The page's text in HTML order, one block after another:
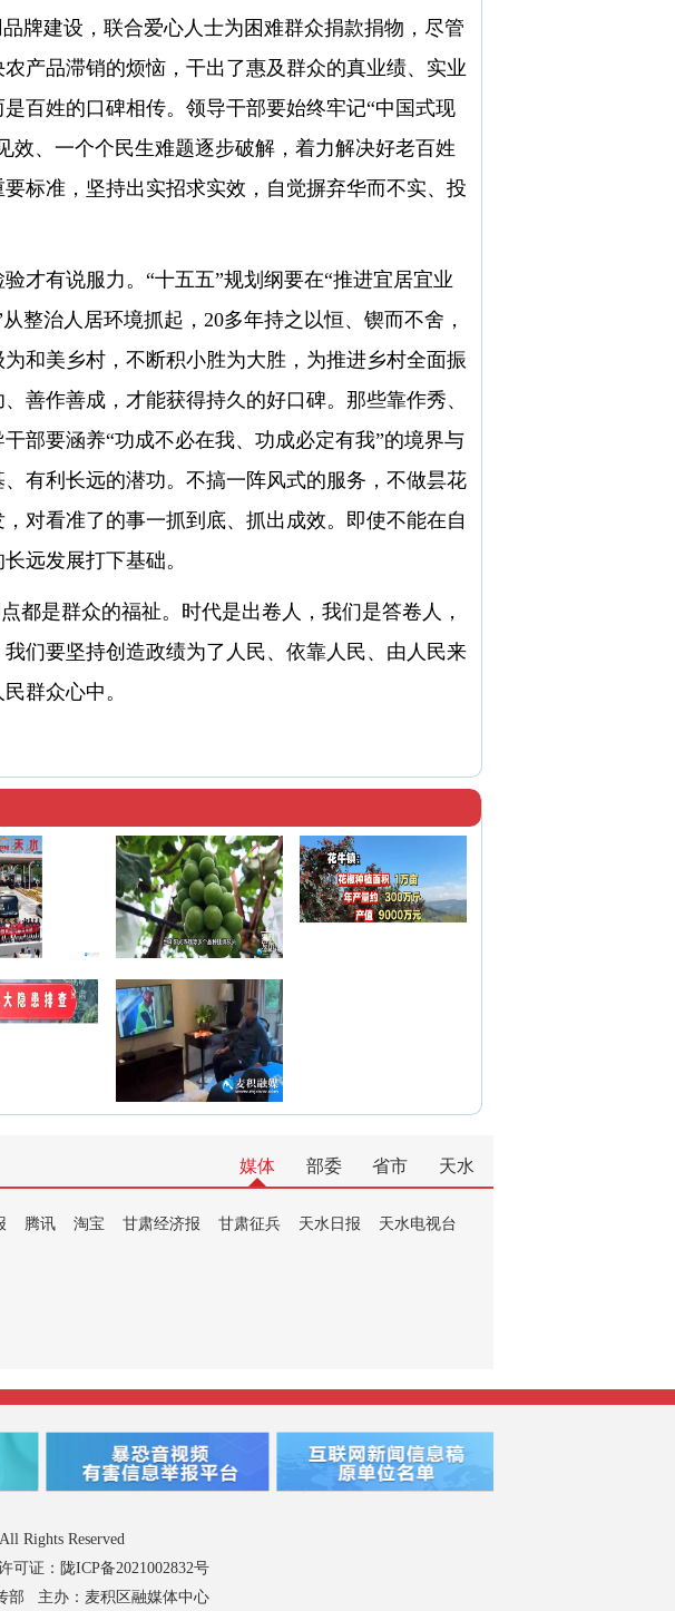
牌建设，联合爱心人士为困难群众捐款捐物，尽管
产品滞销的烦恼，干出了惠及群众的真业绩、实业
百姓的口碑相传。领导干部要始终牢记“中国式现
效、一个个民生难题逐步破解，着力解决好老百姓
标准，坚持出实招求实效，自觉摒弃华而不实、投
有说服力。“十五五”规划纲要在“推进宜居宜业
整治人居环境抓起，20多年持之以恒、锲而不舍，
和美乡村，不断积小胜为大胜，为推进乡村全面振
善作善成，才能获得持久的好口碑。那些靠作秀、
部要涵养“功成不必在我、功成必定有我”的境界与
有利长远的潜功。不搞一阵风式的服务，不做昙花
对看准了的事一抓到底、抓出成效。即使不能在自
远发展打下基础。
是群众的福祉。时代是出卷人，我们是答卷人，
们要坚持创造政绩为了人民、依靠人民、由人民来
群众心中。
媒体 部委 省市 天水
腾讯 淘宝 甘肃经济报 甘肃征兵 天水日报
天水电视台
Rights Reserved
可证：陇ICP备2021002832号
部 主办：麦积区融媒体中心